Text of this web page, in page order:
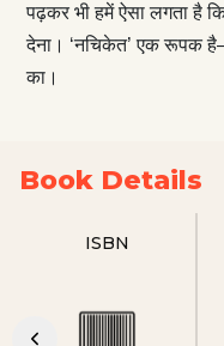
पढ़कर भी हमें ऐसा लगता है
देना। ‘नचिकेत’ एक रूपक
का।
Book Details
ISBN